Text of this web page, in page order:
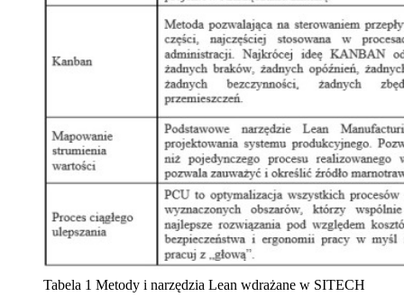
Tabela 1 Metody i narzędzia Lean wdrażane w SITECH